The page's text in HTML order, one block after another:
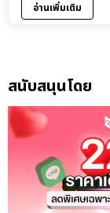
อ่านเพิ่มเติม
สนับสนุนโดย